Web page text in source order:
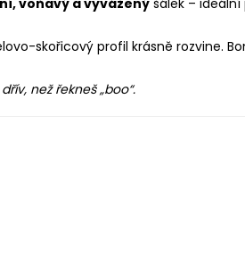
skořicový profil krásně rozvine.
než řekneš „boo“.